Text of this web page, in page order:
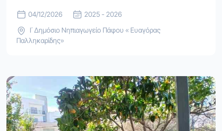
04/12/2026
2025 - 2026
Ι΄ Δημόσιο Νηπιαγωγείο Πάφου « Ευαγόρας
Παλληκαρίδης»